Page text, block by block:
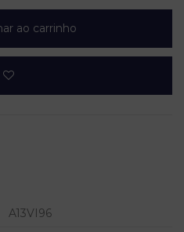
ao carrinho
A13VI96